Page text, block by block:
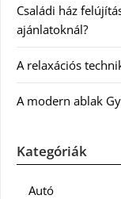
Családi ház
ajánlatoknál?
A relaxációs
A modern ablak
Kategóriák
Autó